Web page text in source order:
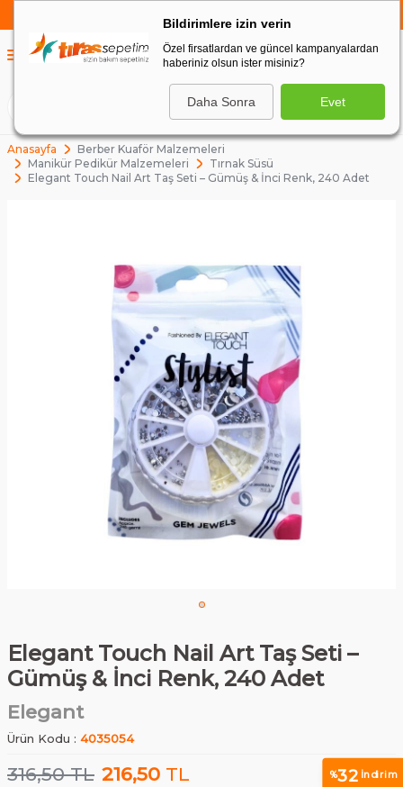
Anasayfa
Berber Kuaför Malzemeleri
Manikür Pedikür Malzemeleri
Tırnak Süsü
Elegant Touch Nail Art Taş Seti – Gümüş & İnci Renk, 240 Adet
Elegant Touch Nail Art Taş Seti –
Gümüş & İnci Renk, 240 Adet
Elegant
Ürün Kodu : 4035054
316,50TL 216,50 TL %32 İndirim
Bildirimlere izin verin
Özel firsatlardan ve güncel kampanyalardan
haberiniz olsun ister misiniz?
Daha Sonra Evet